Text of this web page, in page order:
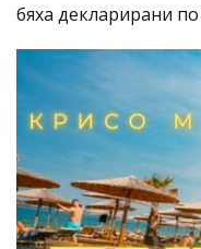
бяха декларирани